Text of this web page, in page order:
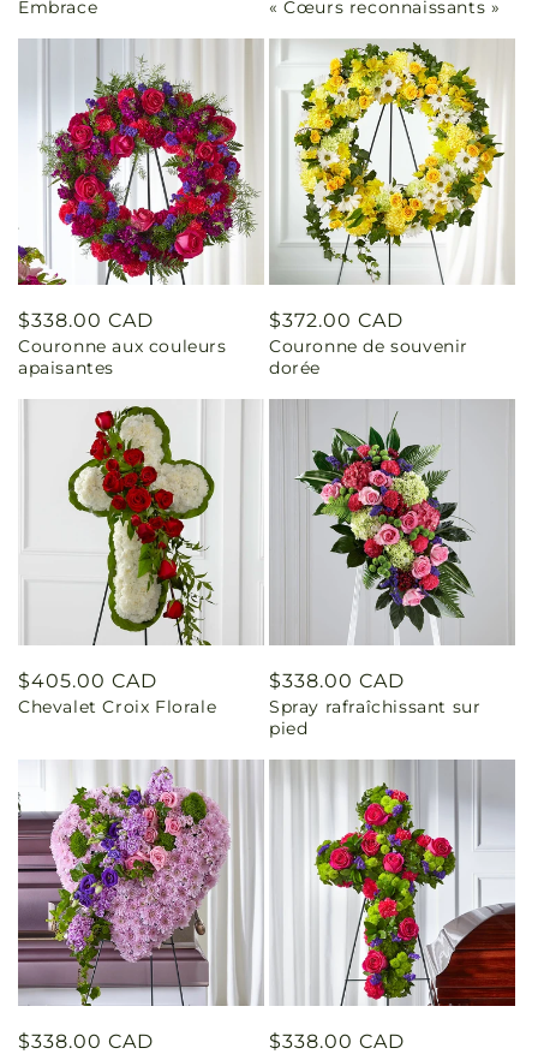
Embrace « Cœurs reconnaissants »
Prix
habituel
$338.00 CAD
Couronne aux couleurs
apaisantes
Prix
habituel
$372.00 CAD
Couronne de souvenir
dorée
Prix
habituel
$405.00 CAD
Chevalet Croix Florale
Prix
habituel
$338.00 CAD
Spray rafraîchissant sur
pied
Prix
$338.00 CAD
Prix
$338.00 CAD